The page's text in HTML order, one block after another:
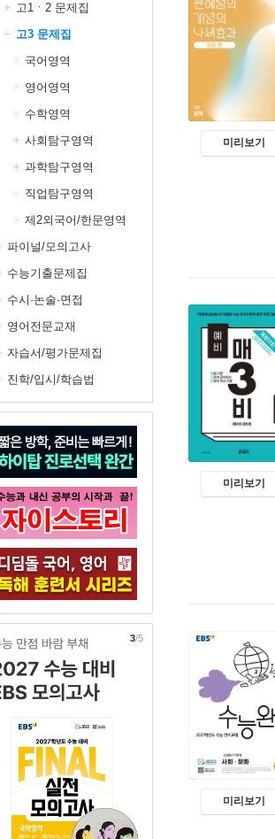
고1ㆍ2 문제집
고3 문제집
국어영역
영어영역
수학영역
사회탐구영역
과학탐구영역
직업탐구영역
제2외국어/한문영역
파이널/모의고사
수능기출문제집
수시·논술·면접
영어전문교재
자습서/평가문제집
진학/입시/학습법
3/5
미리보기
미리보기
미리보기